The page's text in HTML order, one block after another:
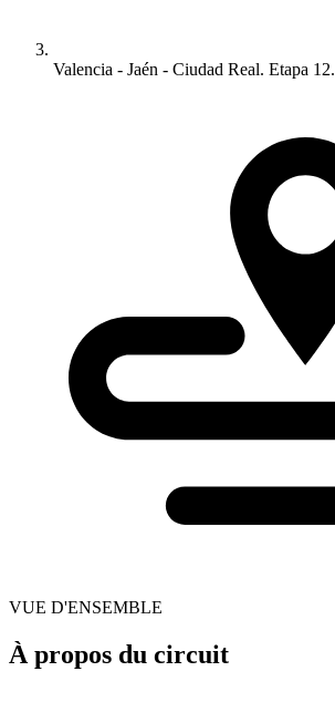
Valencia - Jaén - Ciudad Real. Etapa 12.
VUE D'ENSEMBLE
À propos du circuit